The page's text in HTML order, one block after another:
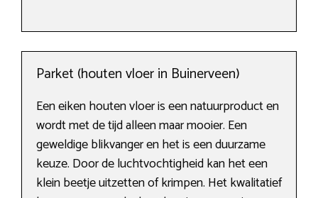
Parket (houten vloer in Buinerveen)
Een eiken houten vloer is een natuurproduct en
wordt met de tijd alleen maar mooier. Een
geweldige blikvanger en het is een duurzame
keuze. Door de luchtvochtigheid kan het een
klein beetje uitzetten of krimpen. Het kwalitatief